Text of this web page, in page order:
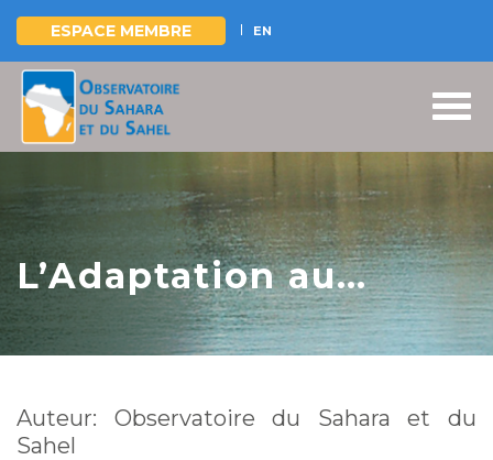
Aller
contenu
principal
ESPACE MEMBRE EN
L’Adaptation au
Changement
Climatique dans la
région Maghreb-Sahel
Auteur: Observatoire du Sahara et du
Sahel